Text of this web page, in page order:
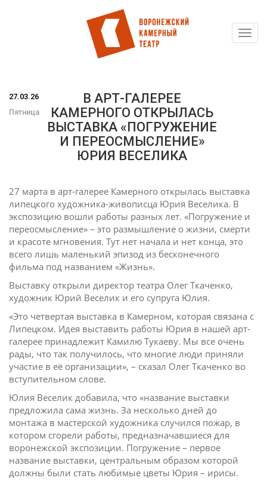
27.03.26
Пятница
В АРТ-ГАЛЕРЕЕ
КАМЕРНОГО ОТКРЫЛАСЬ
ВЫСТАВКА «ПОГРУЖЕНИЕ
И ПЕРЕОСМЫСЛЕНИЕ»
ЮРИЯ ВЕСЕЛИКА
27 марта в арт-галерее Камерного открылась выставка
липецкого художника-живописца Юрия Веселика. В
экспозицию вошли работы разных лет. «Погружение и
переосмысление» – это размышление о жизни, смерти
и красоте мгновения. Тут нет начала и нет конца, это
всего лишь маленький эпизод из бесконечного
фильма под названием «Жизнь».
Выставку открыли директор театра Олег Ткаченко,
художник Юрий Веселик и его супруга Юлия.
«Это четвертая выставка в Камерном, которая связана с
Липецком. Идея выставить работы Юрия в нашей арт-
галерее принадлежит Камилю Тукаеву. Мы все очень
рады, что так получилось, что многие люди приняли
участие в её организации», – сказал Олег Ткаченко во
вступительном слове.
Юлия Веселик добавила, что «название выставки
предложила сама жизнь. За несколько дней до
монтажа в мастерской художника случился пожар, в
котором сгорели работы, предназначавшиеся для
воронежской экспозиции. Погружение – первое
название выставки, центральным образом которой
должны были стать любимые цветы Юрия – ирисы.